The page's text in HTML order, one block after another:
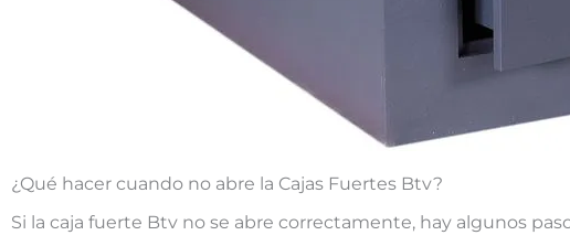
¿Qué hacer cuando no abre la Cajas Fuertes Btv?
Si la caja fuerte Btv no se abre correctamente, hay algunos